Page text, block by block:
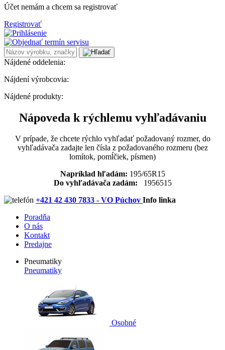
Účet nemám a chcem sa registrovať
Registrovať
Nájdené oddelenia:
Nájdení výrobcovia:
Nájdené produkty:
Nápoveda k rýchlemu vyhľadávaniu
V prípade, že chcete rýchlo vyhľadať požadovaný rozmer, do
vyhľadávača zadajte len čísla z požadovaného rozmeru (bez
lomítok, pomĺčiek, písmen)
Napríklad hľadám: 195/65R15
Do vyhľadávača zadám: 1956515
+421 42 430 7833 - VO Púchov Info linka
Poradňa
O nás
Kontakt
Predajne
Pneumatiky
Pneumatiky
Osobné